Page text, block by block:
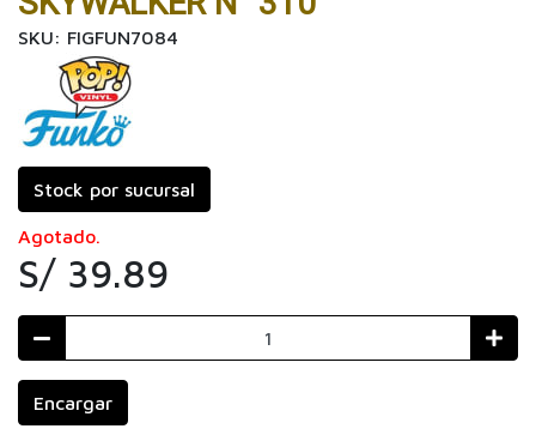
SKU: FIGFUN7084
Stock por sucursal
Agotado.
S/ 39.89
Encargar